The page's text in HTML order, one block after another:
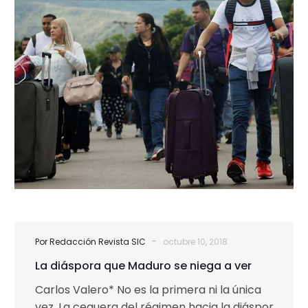
se
niega
Por Redacción Revista SIC - octubre 10, 2018
La diáspora que Maduro se niega a ver
Carlos Valero* No es la primera ni la única